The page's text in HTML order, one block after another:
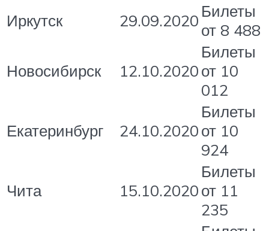
Иркутск
29.09.2020 Билеты
от 8 488
Новосибирск 12.10.2020
Билеты
от 10
012
Екатеринбург 24.10.2020
Билеты
от 10
924
Чита 15.10.2020
Билеты
от 11
235